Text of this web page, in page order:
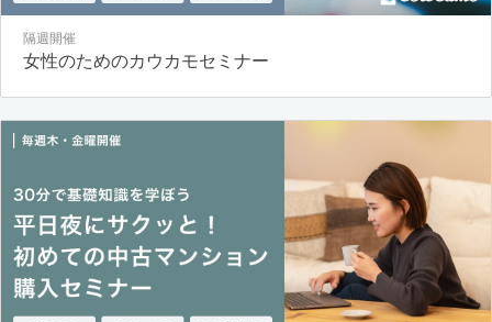
隔週開催
女性のためのカウカモセミナー